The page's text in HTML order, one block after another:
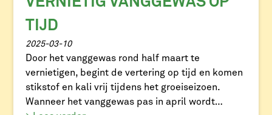
TIJD
2025-03-10
Door het vanggewas rond half maart te
vernietigen, begint de vertering op tijd en komen
stikstof en kali vrij tijdens het groeiseizoen.
Wanneer het vanggewas pas in april wordt